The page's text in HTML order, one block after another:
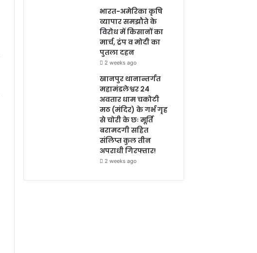
भारत-अमेरिका कृषि
व्यापार समझौते के
विरोध में किसानों का
मार्च, ट्रंप व मोदी का
पुतला दहन
2 weeks ago
खानपुर थानान्तर्गत
महामंडलेश्वर 24
अवतार धाम चकोटी
मठ (मंदिर) के गर्भ गृह
से चोरी के छः मूर्ति
बरामदगी सहित
संलिप्त कुल तीन
अपराधी गिरफ्तार!
2 weeks ago